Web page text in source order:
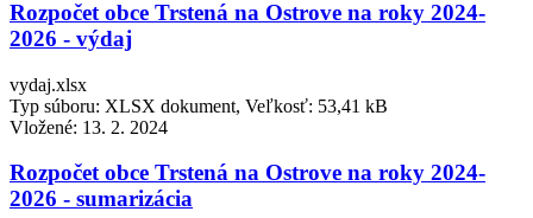
Rozpočet obce Trstená na Ostrove na roky 2024-
2026 - výdaj
vydaj.xlsx
Typ súboru: XLSX dokument, Veľkosť: 53,41 kB
Vložené: 13. 2. 2024
Rozpočet obce Trstená na Ostrove na roky 2024-
2026 - sumarizácia